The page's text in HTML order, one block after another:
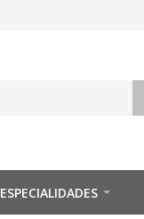
ESPECIALIDADES